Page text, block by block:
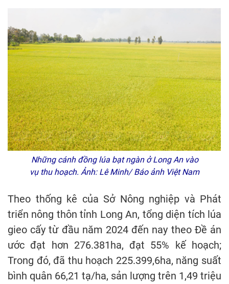
Những cánh đồng lúa bạt ngàn ở Long An vào
vụ thu hoạch. Ảnh: Lê Minh/ Báo ảnh Việt Nam
Theo thống kê của Sở Nông nghiệp và Phát
triển nông thôn tỉnh Long An, tổng diện tích lúa
gieo cấy từ đầu năm 2024 đến nay theo Đề án
ước đạt hơn 276.381ha, đạt 55% kế hoạch;
Trong đó, đã thu hoạch 225.399,6ha, năng suất
bình quân 66,21 tạ/ha, sản lượng trên 1,49 triệu